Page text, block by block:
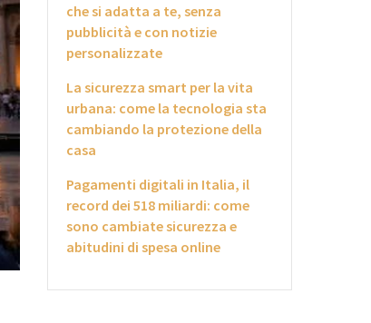
che si adatta a te, senza
pubblicità e con notizie
personalizzate
La sicurezza smart per la vita
urbana: come la tecnologia sta
cambiando la protezione della
casa
Pagamenti digitali in Italia, il
record dei 518 miliardi: come
sono cambiate sicurezza e
abitudini di spesa online